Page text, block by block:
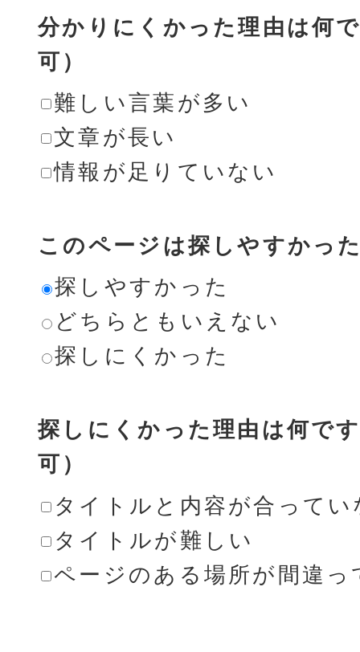
分かりにくかった理由は何
可）
難しい言葉が多い
文章が長い
情報が足りていない
このページは探しやすかっ
探しやすかった
どちらともいえない
探しにくかった
探しにくかった理由は何で
可）
タイトルと内容が合ってい
タイトルが難しい
ページのある場所が間違っ